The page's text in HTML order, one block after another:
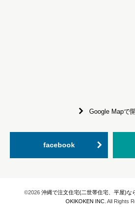
Google Mapで
facebook
©2026 沖縄で注文住宅(二世帯住宅、平屋)な
OKIKOKEN INC. All Rights